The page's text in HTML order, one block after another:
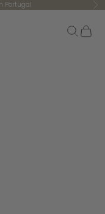
Portugal
Pesquisar